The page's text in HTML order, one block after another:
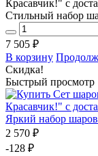
Стильный набор
7 505 ₽
В корзину
Скидка!
Быстрый просмотр
Яркий набор
2 570 ₽
-128 ₽